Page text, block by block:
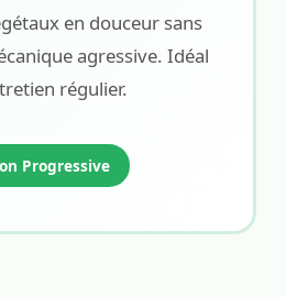
en douceur sans
agressive. Idéal
régulier.
Progressive